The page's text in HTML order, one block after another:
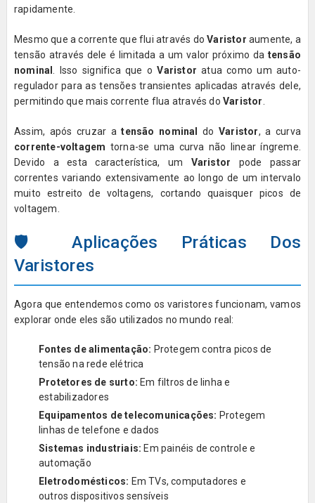
rapidamente.
Mesmo que a corrente que flui através doVaristor aumente, a
tensão através dele é limitada a um valor próximo da tensão
nominal . Isso significa que oVaristor atua como um auto-
regulador para as tensões transientes aplicadas através dele,
permitindo que mais corrente flua através do Varistor
Assim, após cruzar atensão nominal do Varistor, a curva
corrente-voltagem torna-se uma curva não linear íngreme.
Devido a esta característica, um Varistor pode passar
correntes variando extensivamente ao longo de um intervalo
muito estreito de voltagens, cortando quaisquer picos de
voltagem.
🛡️ Aplicações Práticas Dos
Varistores
Agora que entendemos como os varistores funcionam, vamos
explorar onde eles são utilizados no mundo real:
Fontes de alimentação: Protegem contra picos de
tensão na rede elétrica
Protetores de surto: Em filtros de linha e
estabilizadores
Equipamentos de telecomunicações: Protegem
linhas de telefone e dados
Sistemas industriais: Em painéis de controle e
automação
Eletrodomésticos: Em TVs, computadores e
outros dispositivos sensíveis